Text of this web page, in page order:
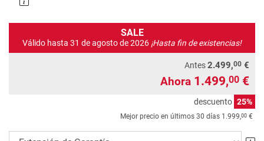
SALE
Válido hasta 31 de agosto de 2026 ¡Hasta fin de existencias!
Antes2.499,00 €
Ahora 1.499,00 €
descuento 25%
Mejor precio en últimos 30 días 1.999,00 €